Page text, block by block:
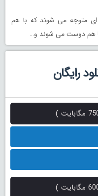
متوجه می شوند که با هم
هم دوست می شوند و…
رایگان